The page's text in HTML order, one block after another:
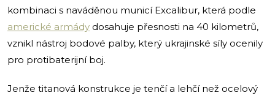
kombinaci s naváděnou municí Excalibur, která podle
americké armády dosahuje přesnosti na 40 kilometrů,
vznikl nástroj bodové palby, který ukrajinské síly ocenily
pro protibaterijní boj.
Jenže titanová konstrukce je tenčí a lehčí než ocelový